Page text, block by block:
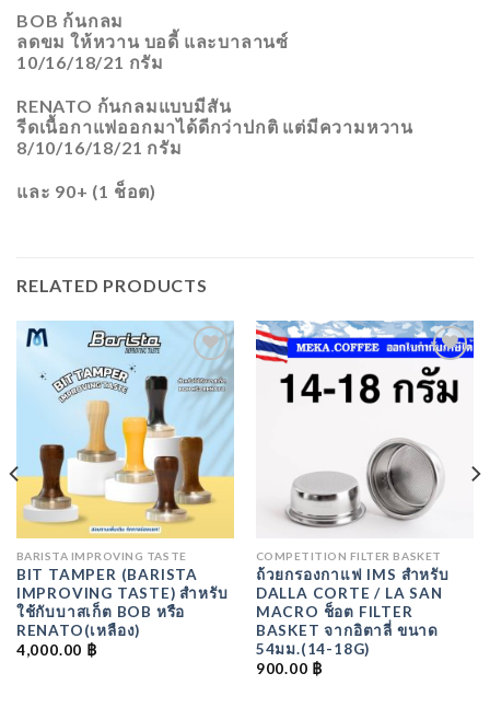
BOB ก้นกลม
ลดขม ให้หวาน บอดี้ และบาลานซ์
10/16/18/21 กรัม
RENATO ก้นกลมแบบมีสัน
รีดเนื้อกาแฟออกมาได้ดีกว่าปกติ แต่มีความหวาน
8/10/16/18/21 กรัม
และ 90+ (1 ช็อต)
RELATED PRODUCTS
ADD
WISHLIST
BARISTA IMPROVING TASTE
BIT TAMPER (BARISTA
IMPROVING TASTE) สำหรับ
ใช้กับบาสเก็ต BOB หรือ
RENATO(เหลือง)
4,000.00 ฿
ADD
COMPETITION FILTER BASKET
ถ้วยกรองกาแฟ IMS สำหรับ
DALLA CORTE / LA SAN
MACRO ช็อต FILTER
BASKET จากอิตาลี่ ขนาด
54มม.(14-18G)
900.00 ฿